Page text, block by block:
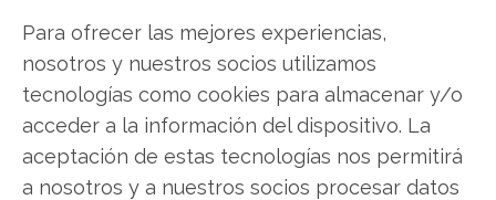
Para ofrecer las mejores experiencias,
nosotros y nuestros socios utilizamos
tecnologías como cookies para almacenar y/o
acceder a la información del dispositivo. La
aceptación de estas tecnologías nos permitirá
a nosotros y a nuestros socios procesar datos
Twitter
Facebook